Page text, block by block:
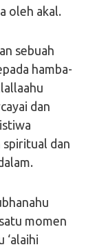
oleh akal.
sebuah
hamba-
dan
spiritual dan
momen
‘alaihi